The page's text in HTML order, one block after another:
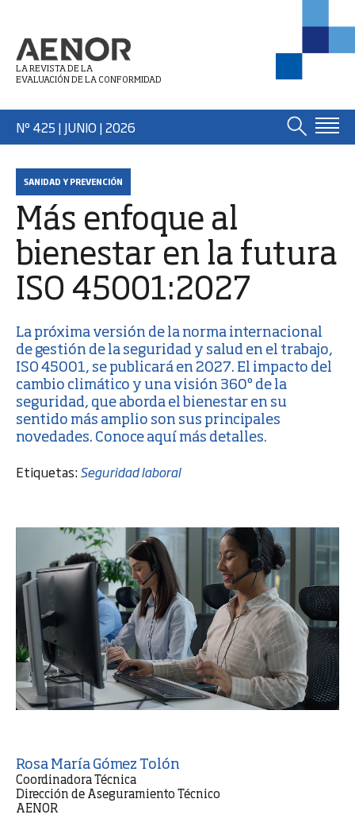
LA REVISTA DE LA
EVALUACIÓN DE LA CONFORMIDAD
Nº 425 | JUNIO| 2026
SANIDAD Y PREVENCIÓN
Más enfoque al
bienestar en la futura
ISO 45001:2027
La próxima versión de la norma internacional
de gestión de la seguridad y salud en el trabajo,
ISO 45001, se publicará en 2027. El impacto del
cambio climático y una visión 360º de la
seguridad, que aborda el bienestar en su
sentido más amplio son sus principales
novedades. Conoce aquí más detalles.
Etiquetas:Seguridad laboral
Rosa María Gómez Tolón
Coordinadora Técnica
Dirección de Aseguramiento Técnico
AENOR